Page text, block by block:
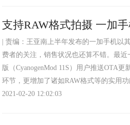
支持RAW格式拍摄 一加
| 责编：王亚南上半年发布的一加手机以
费者的关注，销售状况也还算不错。最
版（CyanogenMod 11S）用户推送OTA
环节，更增加了诸如RAW格式等的实用
2021-02-20 12:02:03